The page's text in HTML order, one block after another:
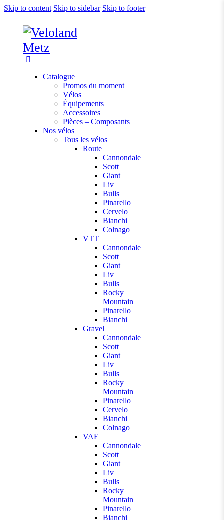
Skip to content Skip to sidebar Skip to footer
Catalogue
Promos du moment
Vélos
Équipements
Accessoires
Pièces – Composants
Nos vélos
Tous les vélos
Route
Cannondale
Scott
Giant
Liv
Bulls
Pinarello
Cervelo
Bianchi
Colnago
VTT
Cannondale
Scott
Giant
Liv
Bulls
Rocky
Mountain
Pinarello
Bianchi
Gravel
Cannondale
Scott
Giant
Liv
Bulls
Rocky
Mountain
Pinarello
Cervelo
Bianchi
Colnago
VAE
Cannondale
Scott
Giant
Liv
Bulls
Rocky
Mountain
Pinarello
Bianchi